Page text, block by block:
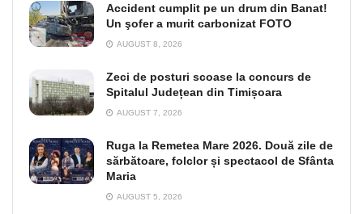
Accident cumplit pe un drum din Banat!
Un şofer a murit carbonizat FOTO
AUGUST 8, 2026
Zeci de posturi scoase la concurs de
Spitalul Județean din Timișoara
AUGUST 7, 2026
Ruga la Remetea Mare 2026. Două zile de
sărbătoare, folclor și spectacol de Sfânta
Maria
AUGUST 5, 2026